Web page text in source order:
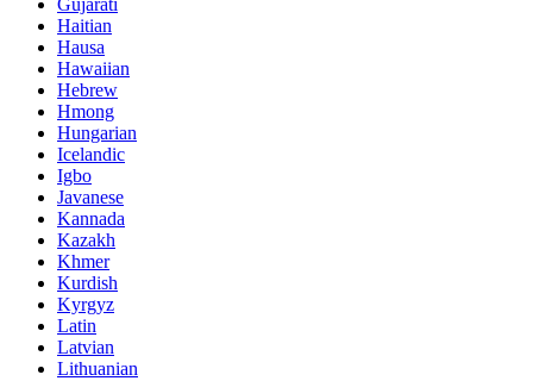
Gujarati
Haitian
Hausa
Hawaiian
Hebrew
Hmong
Hungarian
Icelandic
Igbo
Javanese
Kannada
Kazakh
Khmer
Kurdish
Kyrgyz
Latin
Latvian
Lithuanian